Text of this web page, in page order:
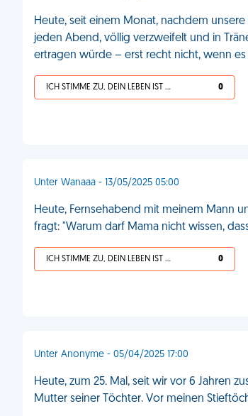
Heute, seit einem Monat, nachdem
jeden Abend, völlig verzweifelt und in
ertragen würde – erst recht nicht, wenn
ICH STIMME ZU, DEIN LEBEN IST SCHEISSE 0
Unter Wanaaa - 13/05/2025 05:00
Heute, Fernsehabend mit meinem Mann
fragt: "Warum darf Mama nicht wissen,
ICH STIMME ZU, DEIN LEBEN IST SCHEISSE 0
Unter Anonyme - 05/04/2025 17:00
Heute, zum 25. Mal, seit wir vor 6 Jahren
Mutter seiner Töchter. Vor meinen